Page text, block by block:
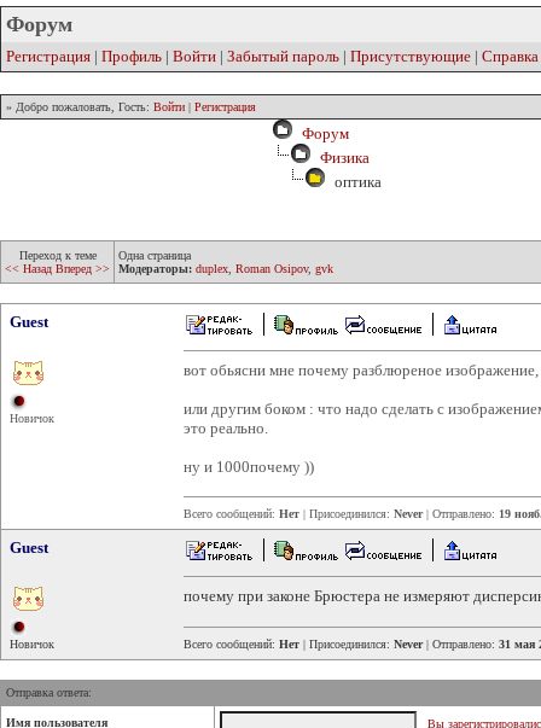
Форум
Регистрация | Профиль | Войти | Забытый пароль | Присутствующие | Справка
» Добро пожаловать, Гость: Войти | Регистрация
Форум
Физика
оптика
Переход к теме
<< Назад Вперед >>
Одна страница
Модераторы: duplex Roman Osipov, gvk
Guest
Новичок
вот обьясни мне почему разблюреное
или другим боком : что надо сделать с
это реально.
ну и 1000почему ))
Всего сообщений: Нет | Присоединился: Never| Отправлено: 19
Guest
Новичок
почему при законе Брюстера не измеряют
Всего сообщений: Нет | Присоединился: Never| Отправлено: 31 мая
Отправка ответа:
Имя пользователя Вы